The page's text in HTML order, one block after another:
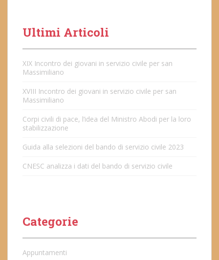
Ultimi Articoli
XIX Incontro dei giovani in servizio civile per san
Massimiliano
XVIII Incontro dei giovani in servizio civile per san
Massimiliano
Corpi civili di pace, l’idea del Ministro Abodi per la loro
stabilizzazione
Guida alla selezioni del bando di servizio civile 2023
CNESC analizza i dati del bando di servizio civile
Categorie
Appuntamenti